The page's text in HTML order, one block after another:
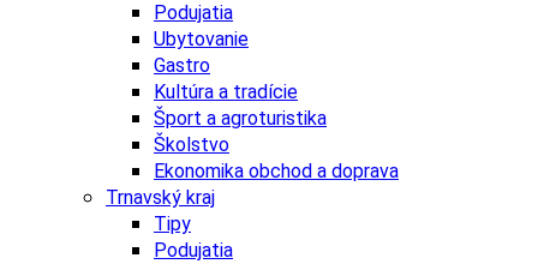
Podujatia
Ubytovanie
Gastro
Kultúra a tradície
Šport a agroturistika
Školstvo
Ekonomika obchod a doprava
Trnavský kraj
Tipy
Podujatia